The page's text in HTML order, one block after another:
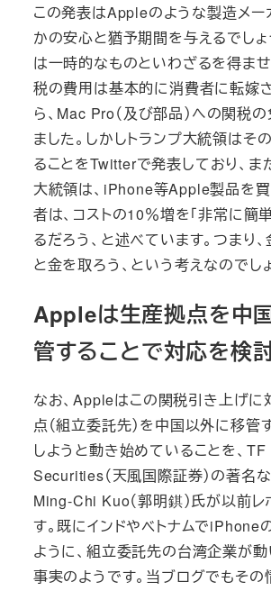
この発表はAppleのような製造メー
かの安心と猶予期間を与えるでしょ
は一時的なものといわざるを得ま
税の費用は基本的に消費者に転嫁
ら、Mac Pro（及び部品）への関税
ました。しかしトランプ大統領はそ
ることをTwitterで発表しており、ま
大統領は、iPhone等Apple製品を
者は、コストの10％増を「非常に簡
るだろう、と述べています。つまり
と金を取ろう、という考えなのでしょ
Appleは生産拠点を中
管することで対応を検
なお、Appleはこの関税引き上げに
点（組立委託先）を中国以外に移管
しようと動き始めていることを、
Securities（天風国際証券）の著名な
Ming-Chi Kuo（郭明錤）氏が以前レ
す。既にインドやベトナムでiPhone
ように、組立委託先の台湾企業が
事実のようです。当ブログでもその